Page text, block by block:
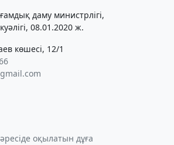
даму министрлігі,
08.01.2020 ж.
көшесі, 12/1
оқылатын дұға